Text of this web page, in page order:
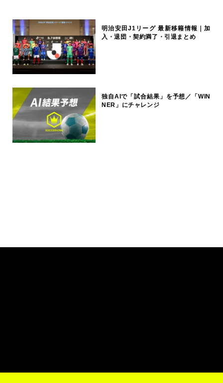
明治安田J1リーグ 最新移籍情報｜加
入・退団・契約満了・引退まとめ
独自AIで「試合結果」を予想／「WIN
NER」にチャレンジ